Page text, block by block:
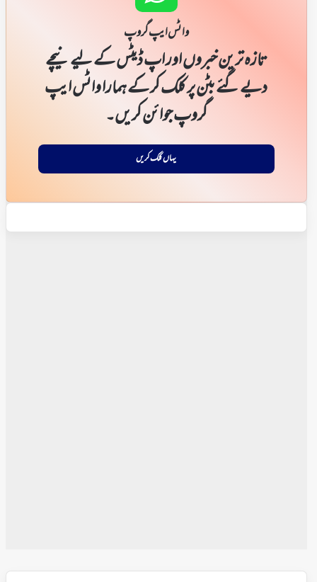
واٹس ایپ گروپ
تازہ ترین خبروں اور اپ ڈیٹس کے لیے نیچے
دیے گئے بٹن پر کلک کر کے ہمارا واٹس ایپ
گروپ جوائن کریں۔
یہاں کلک کریں